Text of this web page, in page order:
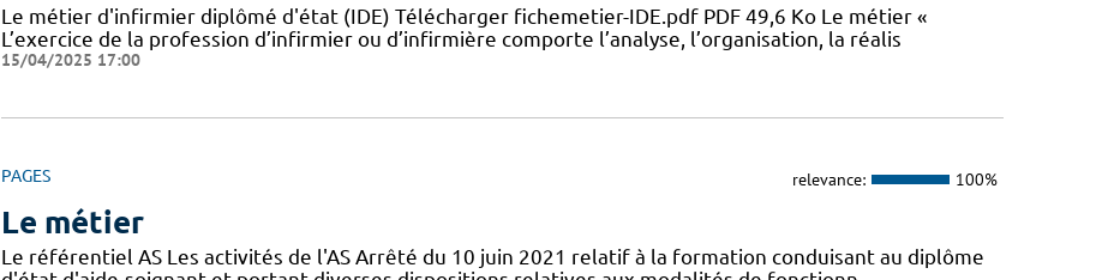
Le métier d'infirmier diplômé d'état (IDE) Télécharger fichemetier-IDE.pdf PDF 49,6 Ko Le métier «
L’exercice de la profession d’infirmier ou d’infirmière comporte l’analyse, l’organisation, la réalis
15/04/2025 17:00
PAGES relevance: 100%
Le métier
Le référentiel AS Les activités de l'AS Arrêté du 10 juin 2021 relatif à la formation conduisant au diplôme